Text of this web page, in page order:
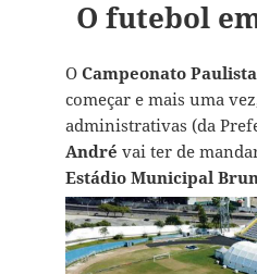
O futebol
O Campeonato Paulista
começar e mais uma
administrativas (da
André vai ter de
Estádio Municipal